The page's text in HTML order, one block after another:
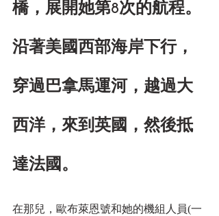
橋，展開她第8次的航程。
沿著美國西部海岸下行，
穿過巴拿馬運河，越過大
西洋，來到英國，然後抵
達法國。
在那兒，歐布萊恩號和她的機組人員(一